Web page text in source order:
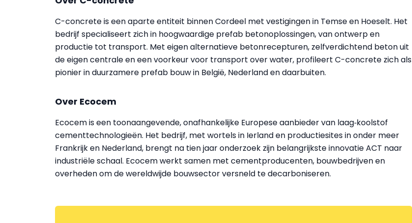
C-concrete is een aparte entiteit binnen Cordeel met vestigingen in Temse en Hoeselt. Het
bedrijf specialiseert zich in hoogwaardige prefab betonoplossingen, van ontwerp en
productie tot transport. Met eigen alternatieve betonrecepturen, zelfverdichtend beton uit
de eigen centrale en een voorkeur voor transport over water, profileert C-concrete zich als
pionier in duurzamere prefab bouw in België, Nederland en daarbuiten.
Over Ecocem
Ecocem is een toonaangevende, onafhankelijke Europese aanbieder van laag‑koolstof
cementtechnologieën. Het bedrijf, met wortels in Ierland en productiesites in onder meer
Frankrijk en Nederland, brengt na tien jaar onderzoek zijn belangrijkste innovatie ACT naar
industriële schaal. Ecocem werkt samen met cementproducenten, bouwbedrijven en
overheden om de wereldwijde bouwsector versneld te decarboniseren.